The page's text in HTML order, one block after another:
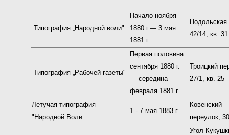
Типография „Народной воли"
Начало ноября
1880 г.— 3 мая
1881 г.
Подольская
42/14, кв. 31
Типография „Рабочей газеты"
Первая половина
сентября 1880 г.
— середина
февраля 1881 г.
Троицкий
27/1, кв. 25
Летучая типография
"Народной Воли
1 - 7 мая 1883 г.
Ковенский
переулок, 30
Угол